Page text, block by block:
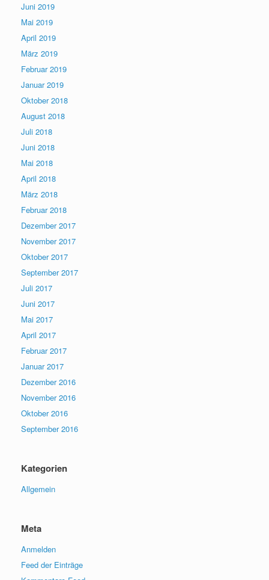
Juni 2019
Mai 2019
April 2019
März 2019
Februar 2019
Januar 2019
Oktober 2018
August 2018
Juli 2018
Juni 2018
Mai 2018
April 2018
März 2018
Februar 2018
Dezember 2017
November 2017
Oktober 2017
September 2017
Juli 2017
Juni 2017
Mai 2017
April 2017
Februar 2017
Januar 2017
Dezember 2016
November 2016
Oktober 2016
September 2016
Kategorien
Allgemein
Meta
Anmelden
Feed der Einträge